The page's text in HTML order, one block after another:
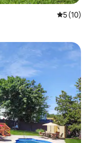
5 av 5 i
5 (10)